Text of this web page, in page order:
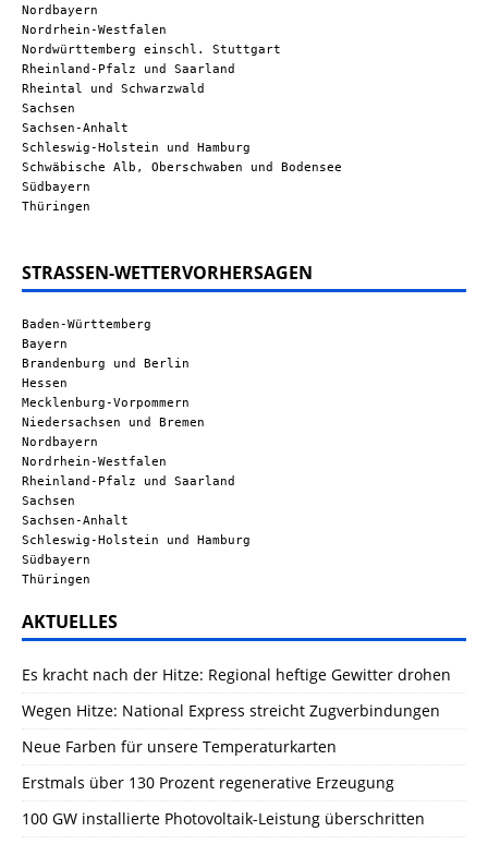
Nordbayern
Nordrhein-Westfalen
Nordwürttemberg einschl. Stuttgart
Rheinland-Pfalz und Saarland
Rheintal und Schwarzwald
Sachsen
Sachsen-Anhalt
Schleswig-Holstein und Hamburg
Schwäbische Alb, Oberschwaben und Bodensee
Südbayern
Thüringen
STRASSEN-WETTERVORHERSAGEN
Baden-Württemberg
Bayern
Brandenburg und Berlin
Hessen
Mecklenburg-Vorpommern
Niedersachsen und Bremen
Nordbayern
Nordrhein-Westfalen
Rheinland-Pfalz und Saarland
Sachsen
Sachsen-Anhalt
Schleswig-Holstein und Hamburg
Südbayern
Thüringen
AKTUELLES
Es kracht nach der Hitze: Regional heftige Gewitter drohen
Wegen Hitze: National Express streicht Zugverbindungen
Neue Farben für unsere Temperaturkarten
Erstmals über 130 Prozent regenerative Erzeugung
100 GW installierte Photovoltaik-Leistung überschritten